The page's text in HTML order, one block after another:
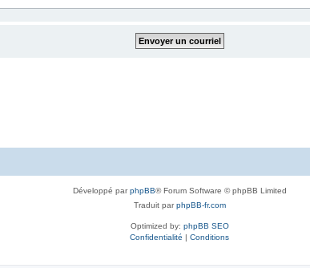
Développé parphpBB® Forum Software © phpBB Limited
Traduit parphpBB-fr.com
Optimized by: phpBB SEO
Confidentialité | Conditions